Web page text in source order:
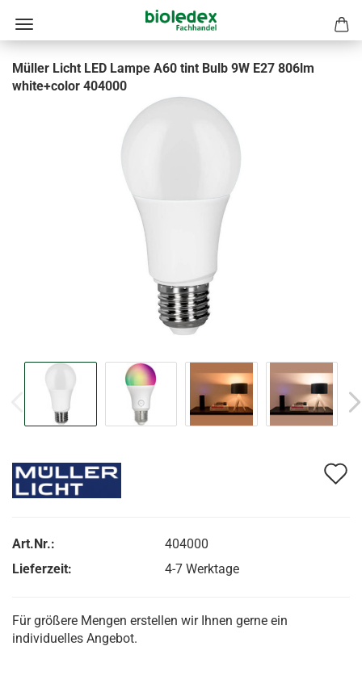
Müller Licht LED Lampe A60 tint Bulb 9W E27 806lm
white+color 404000
Art.Nr.:
404000
Lieferzeit:
4-7 Werktage
Für größere Mengen erstellen wir Ihnen gerne ein
individuelles Angebot.